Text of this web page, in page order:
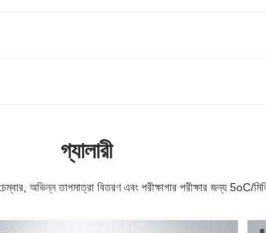
গ্যালারী
অভিন্ন তাপমাত্রা বিতরণ এবং পরীক্ষাগার পরীক্ষার জন্য 5oC/